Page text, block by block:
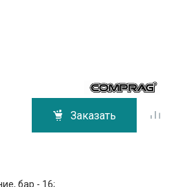
Заказать
бар - 16;